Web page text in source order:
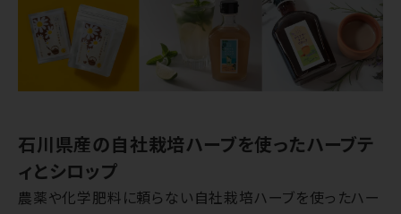
石川県産の自社栽培ハーブを使ったハーブテ
ィとシロップ
農薬や化学肥料に頼らない自社栽培ハーブを使ったハー